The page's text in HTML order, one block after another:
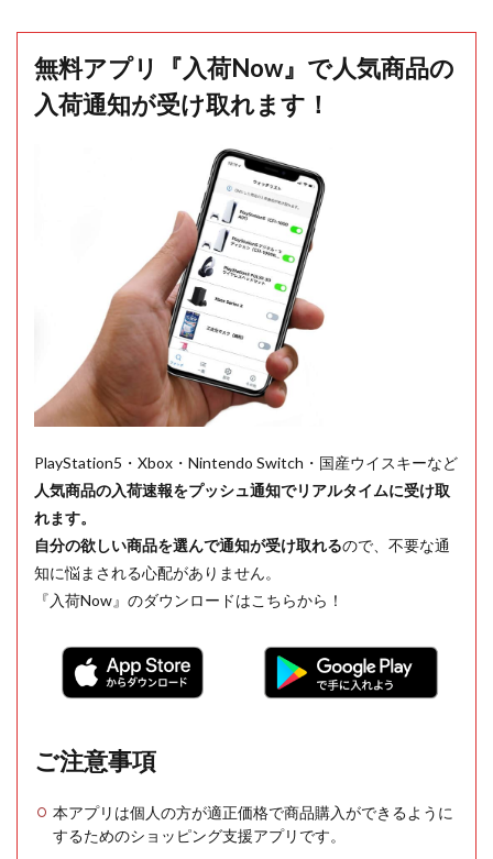
無料アプリ『入荷Now』で人気商品の
入荷通知が受け取れます！
PlayStation5・Xbox・Nintendo Switch・国産ウイスキーなど
人気商品の入荷速報をプッシュ通知でリアルタイムに受け取
れます。
自分の欲しい商品を選んで通知が受け取れるので、不要な通
知に悩まされる心配がありません。
『入荷Now』のダウンロードはこちらから！
ご注意事項
本アプリは個人の方が適正価格で商品購入ができるように
するためのショッピング支援アプリです。